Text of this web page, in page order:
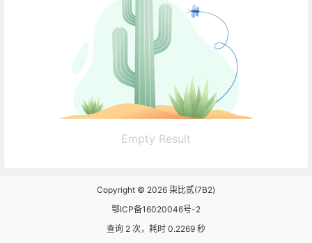
Empty Result
Copyright © 2026 柒比贰(7B2)
鄂ICP备16020046号-2
查询 2 次，耗时 0.2269 秒